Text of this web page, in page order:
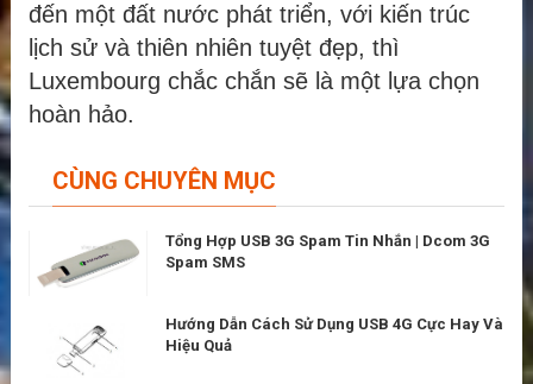
đến một đất nước phát triển, với kiến trúc
lịch sử và thiên nhiên tuyệt đẹp, thì
Luxembourg chắc chắn sẽ là một lựa chọn
hoàn hảo.
CÙNG CHUYÊN MỤC
Tổng Hợp USB 3G Spam Tin Nhắn | Dcom 3G
Spam SMS
Hướng Dẫn Cách Sử Dụng USB 4G Cực Hay Và
Hiệu Quả